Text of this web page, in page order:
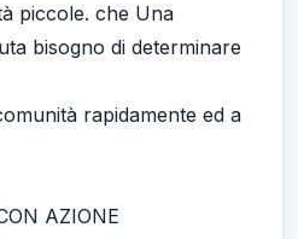
piccole. che Una
bisogno di determinare
rapidamente ed a
AZIONE